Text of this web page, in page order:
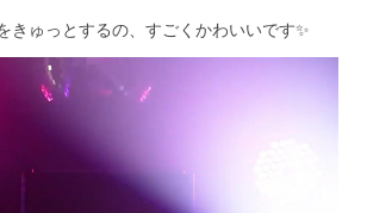
きゅっとするの、すごくかわいいです✨